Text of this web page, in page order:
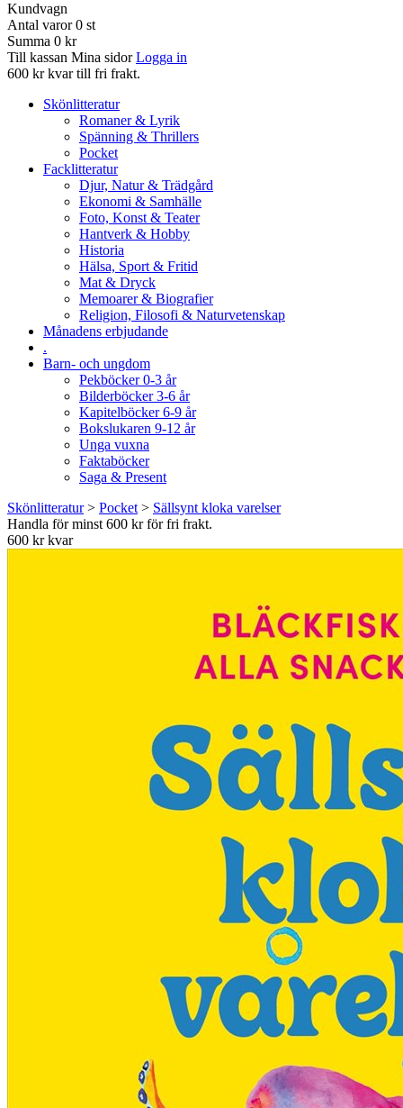
Kundvagn
Antal varor 0 st
Summa 0 kr
Till kassan Mina sidor Logga in
600 kr kvar till fri frakt.
Skönlitteratur
Romaner & Lyrik
Spänning & Thrillers
Pocket
Facklitteratur
Djur, Natur & Trädgård
Ekonomi & Samhälle
Foto, Konst & Teater
Hantverk & Hobby
Historia
Hälsa, Sport & Fritid
Mat & Dryck
Memoarer & Biografier
Religion, Filosofi & Naturvetenskap
Månadens erbjudande
.
Barn- och ungdom
Pekböcker 0-3 år
Bilderböcker 3-6 år
Kapitelböcker 6-9 år
Bokslukaren 9-12 år
Unga vuxna
Faktaböcker
Saga & Present
Skönlitteratur> Pocket > Sällsynt kloka varelser
Handla för minst 600 kr för fri frakt.
600 kr kvar